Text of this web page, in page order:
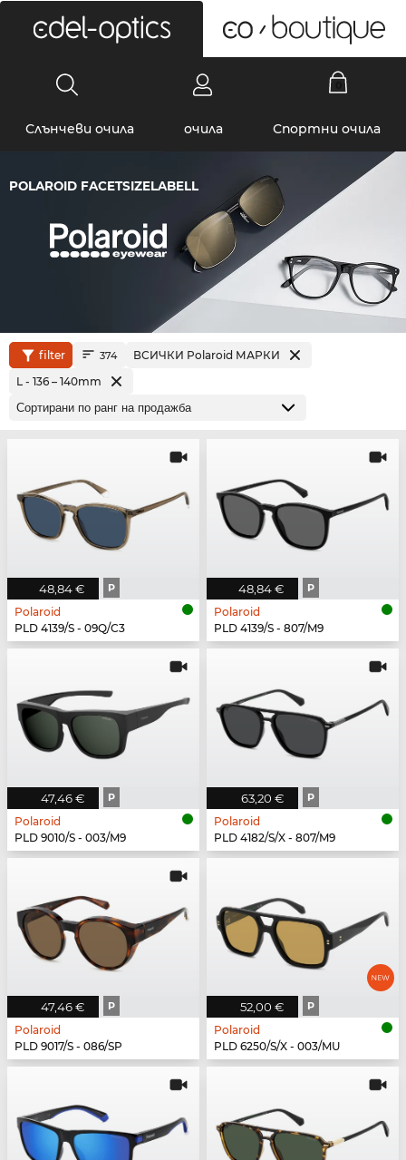
Слънчеви очила очила Спортни очила
POLAROID FACETSIZELABELL
filter 374
ВСИЧКИ Polaroid МАРКИ
L - 136 – 140mm
48,84 € P
Polaroid
PLD 4139/S - 09Q/C3
48,84 € P
Polaroid
PLD 4139/S - 807/M9
47,46 € P
Polaroid
PLD 9010/S - 003/M9
63,20 € P
Polaroid
PLD 4182/S/X - 807/M9
47,46 € P
Polaroid
PLD 9017/S - 086/SP
52,00 € P
Polaroid
PLD 6250/S/X - 003/MU